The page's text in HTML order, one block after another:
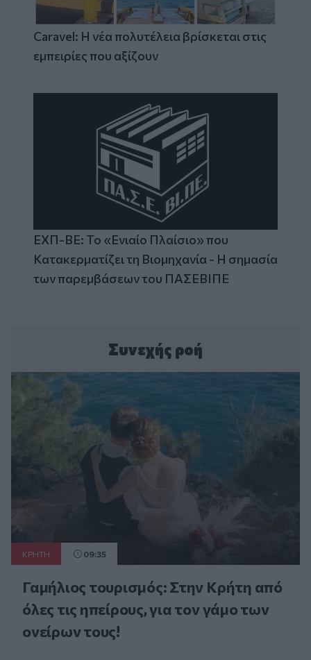
Caravel: Η νέα πολυτέλεια βρίσκεται στις
εμπειρίες που αξίζουν
ΕΧΠ-ΒΕ: Το «Ενιαίο Πλαίσιο» που
Κατακερματίζει τη Βιομηχανία - Η σημασία
των παρεμβάσεων του ΠΑΣΕΒΙΠΕ
Συνεχής ροή
ΚΡΗΤΗ 09:35
Γαμήλιος τουρισμός: Στην Κρήτη από
όλες τις ηπείρους, για τον γάμο των
ονείρων τους!